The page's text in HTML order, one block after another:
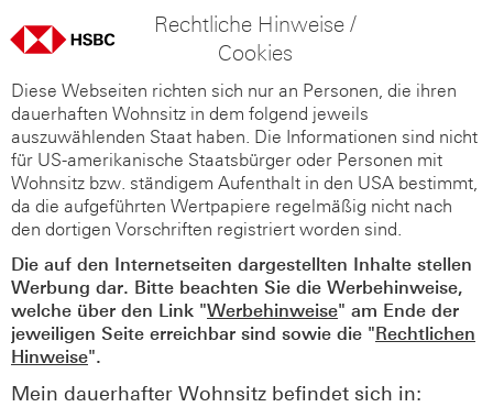
Rechtliche Hinweise /
Cookies
Diese Webseiten richten sich nur an Personen, die ihren
dauerhaften Wohnsitz in dem folgend jeweils
auszuwählenden Staat haben. Die Informationen sind nicht
für US-amerikanische Staatsbürger oder Personen mit
Wohnsitz bzw. ständigem Aufenthalt in den USA bestimmt,
da die aufgeführten Wertpapiere regelmäßig nicht nach
den dortigen Vorschriften registriert worden sind.
Die auf den Internetseiten dargestellten Inhalte stellen
Werbung dar. Bitte beachten Sie die Werbehinweise,
welche über den Link "Werbehinweise" am Ende der
jeweiligen Seite erreichbar sind sowie die "Rechtlichen
Hinweise".
Mein dauerhafter Wohnsitz befindet sich in: